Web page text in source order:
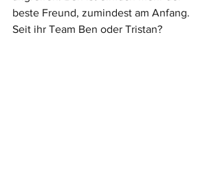
beste Freund, zumindest am Anfang.
Seit ihr Team Ben oder Tristan?